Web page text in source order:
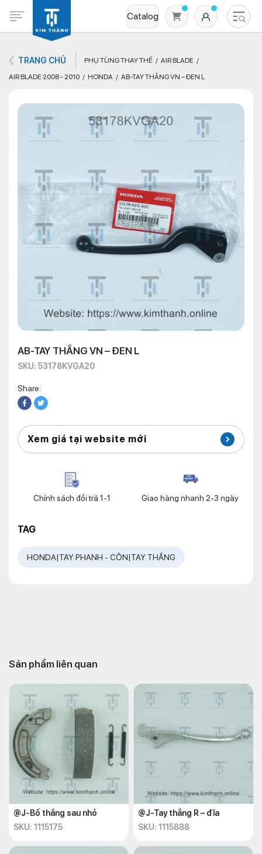
Catalog
TRANG CHỦ PHỤ TÙNG THAY THẾ
AIR BLADE
AIR BLADE 2008 - 2010
HONDA AB-TAY THẮNG VN – ĐEN L
AB-TAY THẮNG VN – ĐEN L
SKU: 53178KVGA20
Share:
Xem giá tại website mới
Chính sách đổi trả 1-1 Giao hàng nhanh 2-3 ngày
TAG
HONDA|TAY PHANH - CÔN|TAY THẮNG
Sản phẩm liên quan
@J-Bố thắng sau nhỏ
SKU: 1115175
@J-Tay thắng R – đĩa
SKU: 1115888